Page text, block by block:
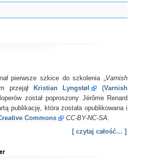
pierwsze szkice do szkolenia „Varnish
przejął Kristian Lyngstøl (Varnish
został poproszony Jérôme Renard
publikację, która została opublikowana i
Commons CC-BY-NC-SA.
[ czytaj całość… ]